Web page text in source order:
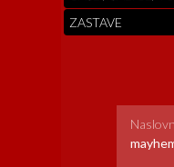
ZASTAVE